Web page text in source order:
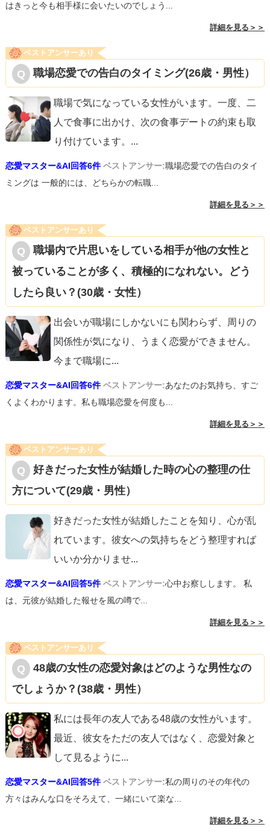
はきっと今も相手様に会いたいのでしょう...
詳細を見る＞＞
ベストアンサーあり
職場恋愛での告白のタイミング(26歳・男性）
職場で気になっている女性がいます。一度、二
人で食事に出かけ、次の食事デートの約束も取
り付けています。 ...
恋愛マスター&AI回答6件 ベストアンサー:職場恋愛での告白のタイ
ミングは 一般的には、どちらかの転職...
詳細を見る＞＞
ベストアンサーあり
職場内で片思いをしている相手が他の女性と
被っていることが多く、積極的になれない。どう
したら良い？(30歳・女性）
出会いが職場にしかないにも関わらず、周りの
関係性が気になり、うまく恋愛ができません。
今まで職場に...
恋愛マスター&AI回答6件 ベストアンサー:あなたのお気持ち、すご
くよくわかります。私も職場恋愛を何度も...
詳細を見る＞＞
ベストアンサーあり
好きだった女性が結婚した時の心の整理の仕
方について(29歳・男性）
好きだった女性が結婚したことを知り、心が乱
れています。彼女への気持ちをどう整理すれば
いいか分かりませ...
恋愛マスター&AI回答5件 ベストアンサー:心中お察しします。 私
は、元彼が結婚した報せを風の噂で...
詳細を見る＞＞
ベストアンサーあり
48歳の女性の恋愛対象はどのような男性なの
でしょうか？(38歳・男性）
私には長年の友人である48歳の女性がいます。
最近、彼女をただの友人ではなく、恋愛対象と
して見るように...
恋愛マスター&AI回答5件 ベストアンサー:私の周りのその年代の
方々はみんな口をそろえて、一緒にいて楽な...
詳細を見る＞＞